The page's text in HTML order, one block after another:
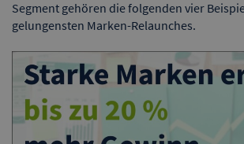
Segment gehören die folgenden vier
gelungensten Marken-Relaunches.